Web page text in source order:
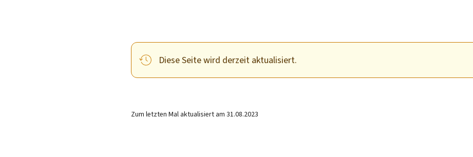
Diese Seite wird derzeit aktualisiert.
Zum letzten Mal aktualisiert am31.08.2023